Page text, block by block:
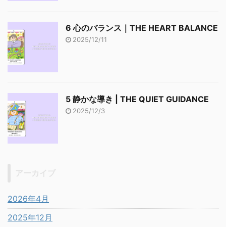
6 心のバランス｜THE HEART BALANCE
2025/12/11
5 静かな導き | THE QUIET GUIDANCE
2025/12/3
2026年4月
2025年12月